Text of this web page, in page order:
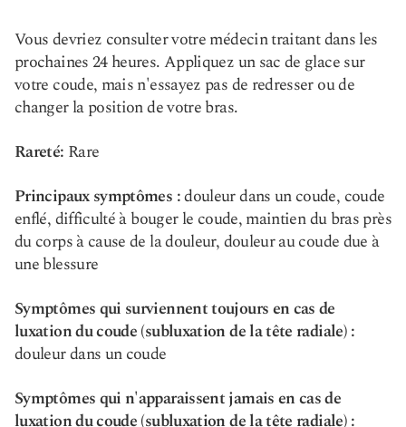
Vous devriez consulter votre médecin traitant dans les
prochaines 24 heures. Appliquez un sac de glace sur
votre coude, mais n'essayez pas de redresser ou de
changer la position de votre bras.
Rareté: Rare
Principaux symptômes :douleur dans un coude, coude
enflé, difficulté à bouger le coude, maintien du bras près
du corps à cause de la douleur, douleur au coude due à
une blessure
Symptômes qui surviennent toujours en cas de
luxation du coude (subluxation de la tête radiale) :
douleur dans un coude
Symptômes qui n'apparaissent jamais en cas de
luxation du coude (subluxation de la tête radiale) :